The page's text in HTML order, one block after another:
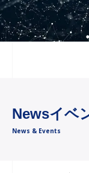
Newsイベ
News & Events